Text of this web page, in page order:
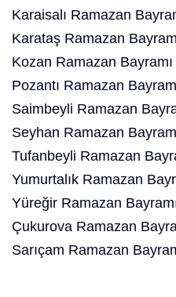
Karaisalı Ramazan
Karataş Ramazan
Kozan Ramazan
Pozantı Ramazan
Saimbeyli Ramazan
Seyhan Ramazan
Tufanbeyli Ramazan
Yumurtalık Ramazan
Yüreğir Ramazan
Çukurova Ramazan
Sarıçam Ramazan